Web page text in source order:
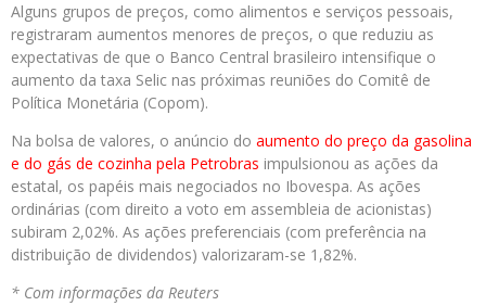
Alguns grupos de preços, como alimentos e serviços pessoais,
registraram aumentos menores de preços, o que reduziu as
expectativas de que o Banco Central brasileiro intensifique o
aumento da taxa Selic nas próximas reuniões do Comitê de
Política Monetária (Copom).
Na bolsa de valores, o anúncio do aumento do preço da gasolina
e do gás de cozinha pela Petrobras impulsionou as ações da
estatal, os papéis mais negociados no Ibovespa. As ações
ordinárias (com direito a voto em assembleia de acionistas)
subiram 2,02%. As ações preferenciais (com preferência na
distribuição de dividendos) valorizaram-se 1,82%.
* Com informações da Reuters